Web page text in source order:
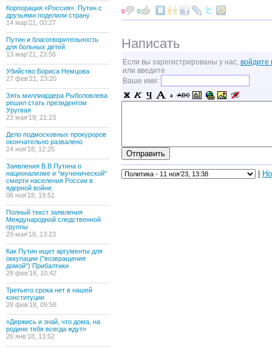
Корпорация «Россия». Путин с
друзьями поделили страну
14 мар’21, 00:27
Путин и благотворительность
для больных детей
13 мар’21, 23:56
Убийство Бориса Немцова
27 фев’21, 23:20
Зять миллиардера Рыболовлева
решил стать президентом
Уругвая
23 мая’19, 21:23
Дело подмосковных прокуроров
окончательно развалено
24 ноя’18, 12:25
Заявления В.В.Путина о
национализме и "мученической"
смерти населения России в
ядерной войне.
06 ноя’18, 19:51
Полный текст заявления
Международной следственной
группы
29 мая’18, 13:23
Как Путин ищет аргументы для
оккупации ("возвращения
домой") Прибалтики
28 фев’18, 10:42
Третьего срока нет в нашей
конституции
28 фев’18, 09:58
«Держись и знай, что дома, на
родине тебя всегда ждут»
26 янв’18, 13:52
0 0
Написать
Если вы зарегистрированы у нас, войдите
или введите
Ваше имя: